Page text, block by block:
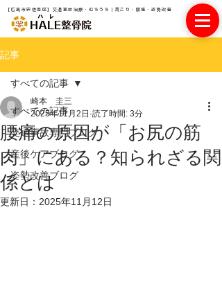
【広島市安佐南区】交通事故治療・むちうち｜肩こり・腰痛・姿勢改善
記事
すべての記事
交通事故専門ブログ
産後ケアブログ
姿勢改善ブログ
すべての記事
腰痛の原因が「お尻の筋
肉」にある？知られざる関
係とは
崎本 圭三
2025年11月2日 読了時間: 3分
更新日： 2025年11月12日